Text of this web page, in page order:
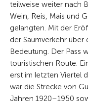
teilweise weiter nach
Wein, Reis, Mais und
gelangten. Mit der
der Saumverkehr
Bedeutung. Der Pass
touristischen Route.
erst im letzten Viertel
war die Strecke von
Jahren 1920–1950